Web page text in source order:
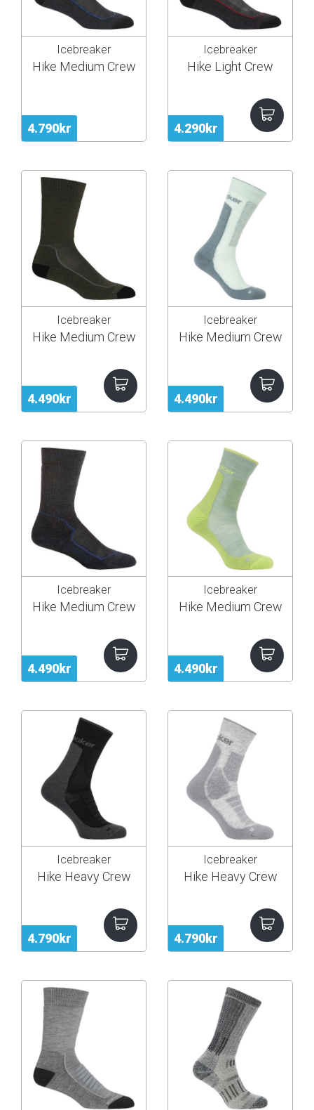
4.790kr
Icebreaker
Hike Medium Crew
4.290kr
Icebreaker
Hike Light Crew
4.490kr
Icebreaker
Hike Medium Crew
4.490kr
Icebreaker
Hike Medium Crew
4.490kr
Icebreaker
Hike Medium Crew
4.490kr
Icebreaker
Hike Medium Crew
4.790kr
Icebreaker
Hike Heavy Crew
4.790kr
Icebreaker
Hike Heavy Crew